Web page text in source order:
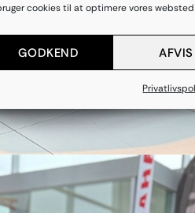
cookies til at optimere vores websted
GODKEND AFVIS